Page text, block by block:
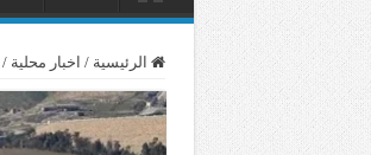
الرئيسية / اخبار محلية /